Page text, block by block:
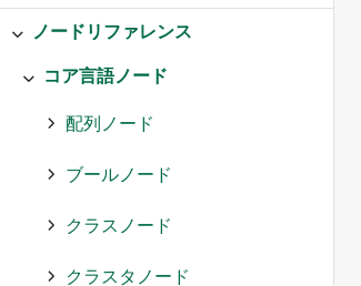
ノードリファレンス
コア言語ノード
配列ノード
ブールノード
クラスノード
クラスタノード